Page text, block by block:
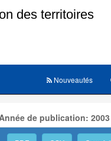
Nouveautés
de publication: 2003